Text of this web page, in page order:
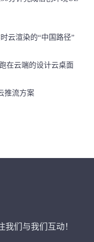
云渲染的“中国路径”
在云端的设计云桌面
推流方案
们与我们互动！